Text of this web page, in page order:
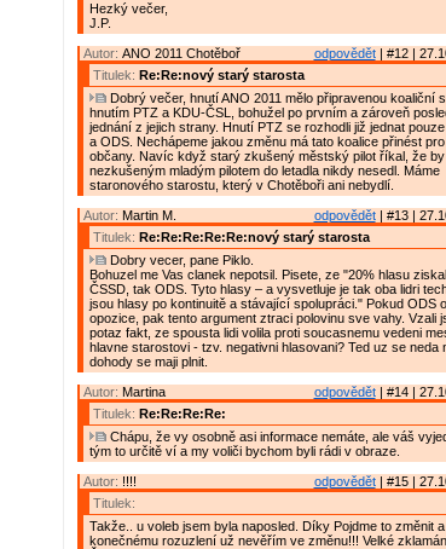
Hezký večer,
J.P.
odpovědět| #12 |
Autor: ANO 2011 Chotěboř
Titulek: Re:Re:nový starý starosta
Dobrý večer, hnutí ANO 2011 mělo připravenou koaliční
hnutím PTZ a KDU-ČSL, bohužel po prvním a zároveň
jednání z jejich strany. Hnutí PTZ se rozhodli již jednat
a ODS. Nechápeme jakou změnu má tato koalice přinést
občany. Navíc když starý zkušený městský pilot říkal, že by
nezkušeným mladým pilotem do letadla nikdy nesedl. Máme
staronového starostu, který v Chotěboři ani nebydlí.
odpovědět| #13 |
Autor: Martin M.
Titulek: Re:Re:Re:Re:Re:nový starý starosta
Dobry vecer, pane Piklo.
Bohuzel me Vas clanek nepotsil. Pisete, ze "20% hlasu
ČSSD, tak ODS. Tyto hlasy – a vysvetluje je tak oba lidri
jsou hlasy po kontinuitě a stávající spolupráci." Pokud ODS
opozice, pak tento argument ztraci polovinu sve vahy. Vzali
potaz fakt, ze spousta lidi volila proti soucasnemu vedeni
hlavne starostovi - tzv. negativni hlasovani? Ted uz se neda
dohody se maji plnit.
odpovědět| #14 |
Autor: Martina
Titulek: Re:Re:Re:Re:
Chápu, že vy osobně asi informace nemáte, ale váš
tým to určitě ví a my voliči bychom byli rádi v obraze.
odpovědět| #15 |
Autor: !!!!
Titulek:
Takže.. u voleb jsem byla naposled. Díky Pojdme to změnit a
konečnému rozuzlení už nevěřím ve změnu!!! Velké